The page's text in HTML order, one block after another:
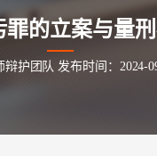
罪的立案与量
辩护团队 发布时间：2024-